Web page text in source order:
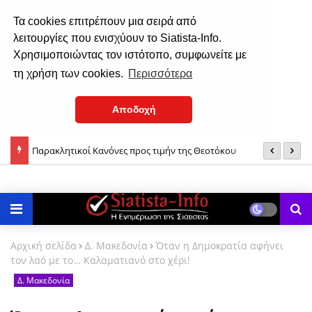
Τα cookies επιτρέπουν μια σειρά από
λειτουργίες που ενισχύουν το Siatista-Info.
Χρησιμοποιώντας τον ιστότοπο, συμφωνείτε με
τη χρήση των cookies. Περισσότερα
Αποδοχή
Παρακλητικοί Κανόνες προς τιμήν της Θεοτόκου
Αρχική σελίδα Δ. Μακεδονία
Όταν η Δημοκρατία αφήνει
τον λαό με το… Καλαματιανό στο χέρι!
Δ. Μακεδονία